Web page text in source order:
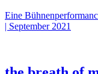
Eine
| September 2021